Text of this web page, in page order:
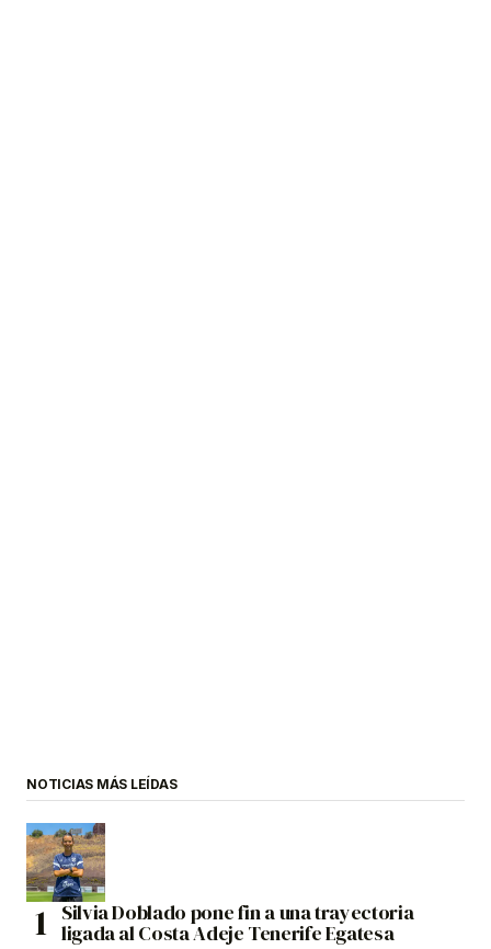
NOTICIAS MÁS LEÍDAS
Silvia Doblado pone fin a una trayectoria
ligada al Costa Adeje Tenerife Egatesa